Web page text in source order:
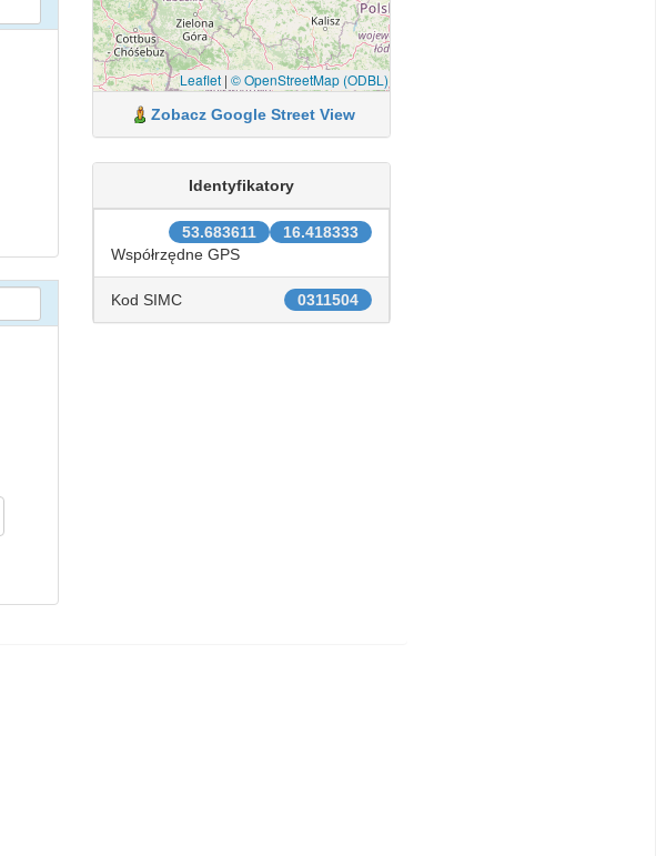
Leaflet| © OpenStreetMap (ODBL)
Zobacz Google Street View
Identyfikatory
16.418333
53.683611
Współrzędne GPS
0311504
Kod SIMC